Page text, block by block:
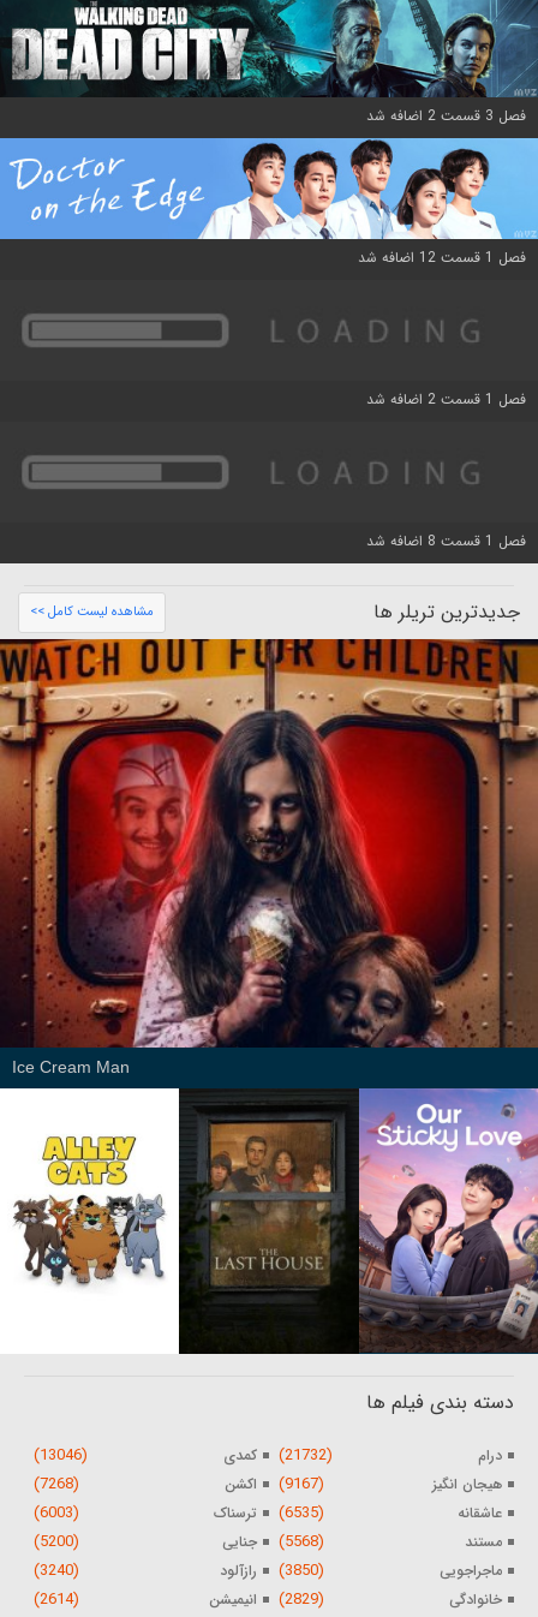
فصل 3 قسمت 2 اضافه شد
فصل 1 قسمت 12 اضافه شد
فصل 1 قسمت 2 اضافه شد
فصل 1 قسمت 8 اضافه شد
جدیدترین تریلر ها مشاهده لیست کامل >>
Ice Cream Man
دسته بندی فیلم ها
درام (21732) کمدی (13046)
هیجان انگیز (9167) اکشن (7268)
عاشقانه (6535) ترسناک (6003)
مستند (5568) جنایی (5200)
ماجراجویی (3850) رازآلود (3240)
خانوادگی (2829) انیمیشن (2614)